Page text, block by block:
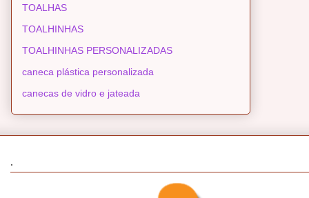
TOALHAS
TOALHINHAS
TOALHINHAS PERSONALIZADAS
caneca plástica personalizada
canecas de vidro e jateada
.